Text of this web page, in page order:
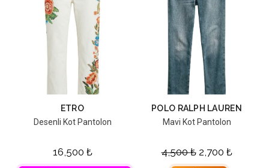
ETRO
Desenli Kot Pantolon
16,500 ₺
POLO RALPH LAUREN
Mavi Kot Pantolon
4,500₺ 2,700 ₺